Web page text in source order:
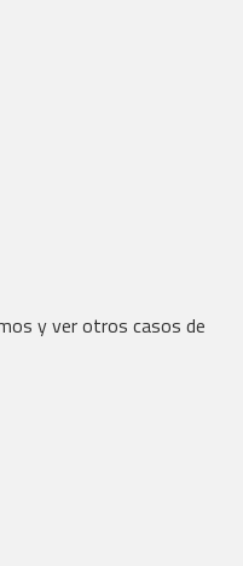
y ver otros casos de